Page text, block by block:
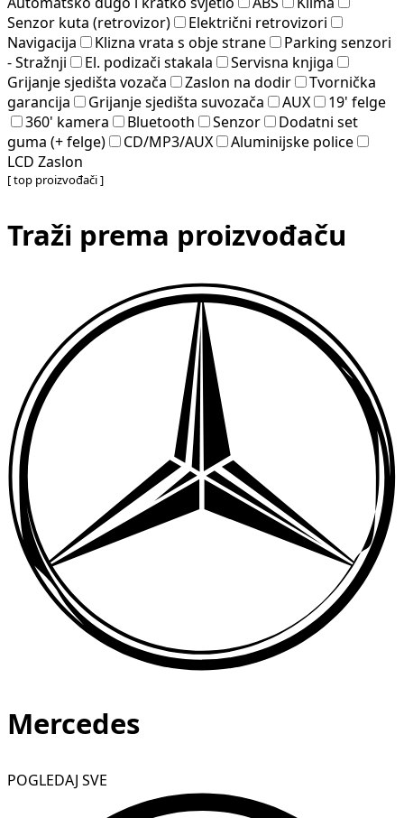
Senzor kuta (retrovizor)
Električni retrovizori
Navigacija
Klizna vrata s obje strane
Parking senzori
- Stražnji
El. podizači stakala
Servisna knjiga
Grijanje sjedišta vozača
Zaslon na dodir
Tvornička
garancija
Grijanje sjedišta suvozača AUX
19' felge
360' kamera
Bluetooth Senzor
Dodatni set
guma (+ felge)
CD/MP3/AUX
Aluminijske police
LCD Zaslon
[ top proizvođači ]
Traži prema proizvođaču
Mercedes
POGLEDAJ SVE